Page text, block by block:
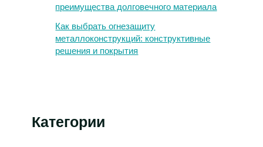
преимущества долговечного материала
Как выбрать огнезащиту
металлоконструкций: конструктивные
решения и покрытия
Категории